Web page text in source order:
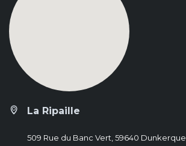
La Ripaille
509 Rue du Banc Vert, 59640 Dunkerque